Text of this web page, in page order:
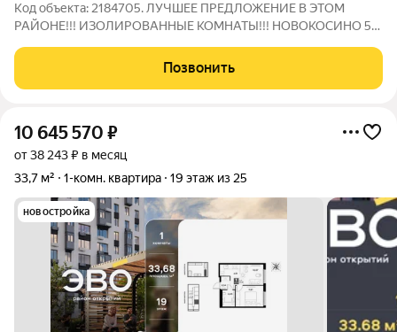
Код объекта: 2184705. ЛУЧШЕЕ ПРЕДЛОЖЕНИЕ В ЭТОМ
РАЙОНЕ!!! ИЗОЛИРОВАННЫЕ КОМНАТЫ!!! НОВОКОСИНО 5
светлая однокомнатная квартира в Москве на Суздальской
улице, 24к1. Это идеальное жильё для молодых
Позвонить
10 645 570 ₽
от 38 243 ₽ в месяц
33,7 м²
1-комн. квартира 19 этаж из 25
новостройка